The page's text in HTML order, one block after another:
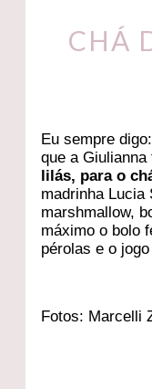
CHÁ
Eu sempre digo:
que a
lilás, para o
madrinha Lucia
marshmallow,
máximo o bolo
pérolas e o
Fotos: Marcelli